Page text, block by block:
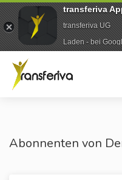
Abonnenten von
transferiva
transferiva UG
Laden - bei